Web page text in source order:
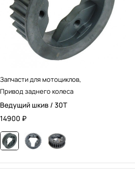
Запчасти для мотоциклов,
Привод заднего колеса
Ведущий шкив / 30T
14900 ₽